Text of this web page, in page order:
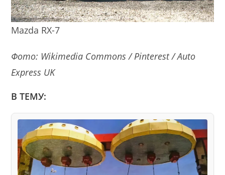
Mazda RX-7
Фото: Wikimedia Commons / Pinterest / Auto
Express UK
В ТЕМУ: